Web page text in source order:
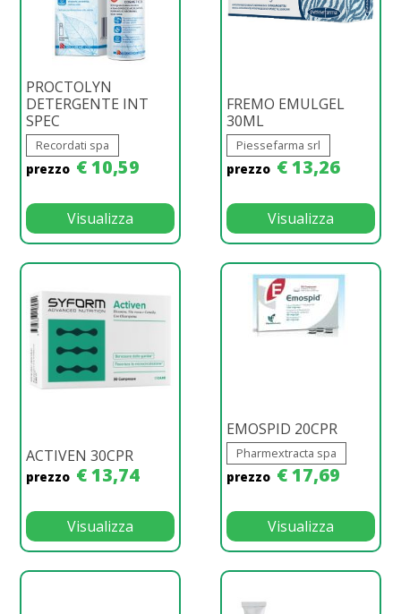
PROCTOLYN
DETERGENTE INT
SPEC
Recordati spa
prezzo € 10,59
Visualizza
FREMO EMULGEL
30ML
Piessefarma srl
prezzo € 13,26
Visualizza
ACTIVEN 30CPR
prezzo € 13,74
Visualizza
EMOSPID 20CPR
Pharmextracta spa
prezzo € 17,69
Visualizza